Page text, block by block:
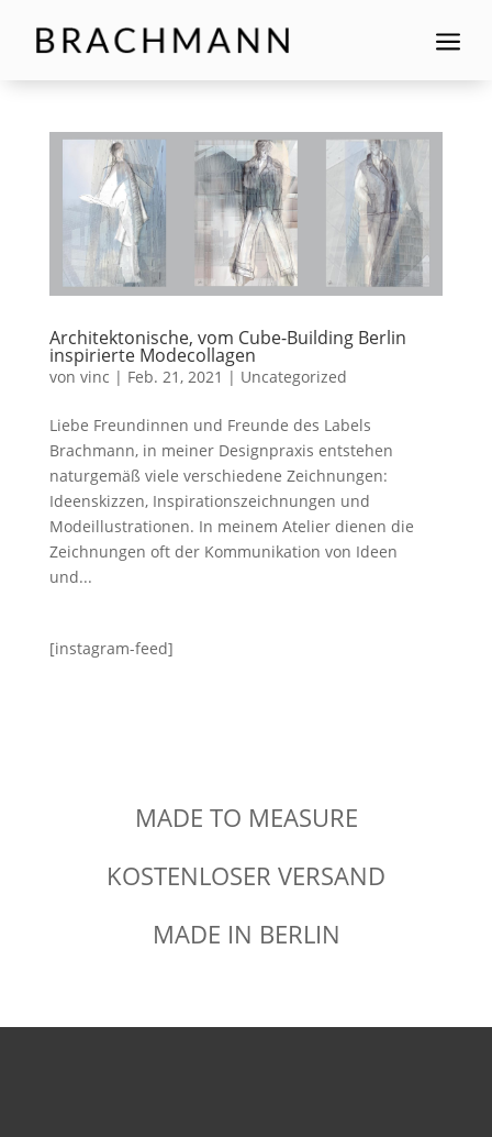
a
Architektonische, vom Cube-Building Berlin
inspirierte Modecollagen
von vinc | Feb. 21, 2021 | Uncategorized
Liebe Freundinnen und Freunde des Labels
Brachmann, in meiner Designpraxis entstehen
naturgemäß viele verschiedene Zeichnungen:
Ideenskizzen, Inspirationszeichnungen und
Modeillustrationen. In meinem Atelier dienen die
Zeichnungen oft der Kommunikation von Ideen
und...
[instagram-feed]
MADE TO MEASURE
KOSTENLOSER VERSAND
MADE IN BERLIN